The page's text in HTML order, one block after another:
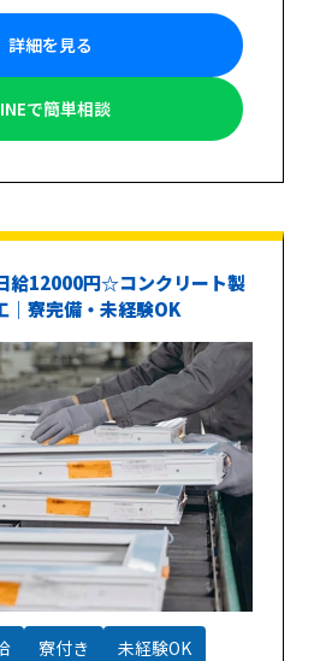
詳細を見る
で簡単相談
給12000円☆コンクリート製
｜寮完備・未経験OK
寮付き 未経験OK